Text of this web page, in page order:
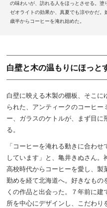
の味わいが、訪れる人をほっとさせる。塗
ゼオライトの効果か、真夏でも涼やかだ。
歳半からコーヒーを淹れ始めた。
白壁と木の温もりにほっと
白壁に映える木製の棚板、そこに
られた、アンティークのコーヒー
ー、ガラスのケトルが、まず目に
る。
「コーヒーを淹れる動きに合わせ
しています」と、亀井きぬさん。
高校時代からコーヒーを愛し、製
勤めを経て北海道へ。好きなもの
くの作品と出会った。７年前に建
所を中心にデザインし、こだわり